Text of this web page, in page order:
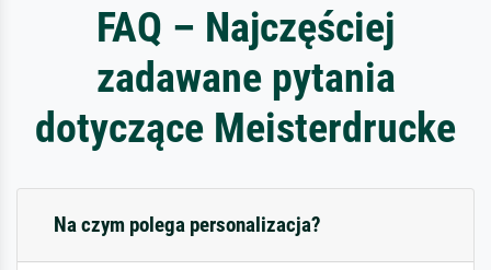
FAQ – Najczęściej
zadawane pytania
dotyczące Meisterdrucke
Na czym polega personalizacja?